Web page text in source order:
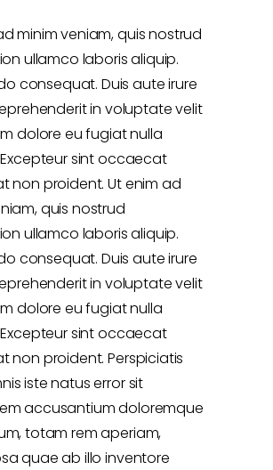
minim veniam, quis nostrud
ullamco laboris aliquip.
consequat. Duis aute irure
in voluptate velit
dolore eu fugiat nulla
sint occaecat
non proident. Ut enim ad
quis nostrud
ullamco laboris aliquip.
consequat. Duis aute irure
in voluptate velit
dolore eu fugiat nulla
sint occaecat
non proident. Perspiciatis
iste natus error sit
accusantium doloremque
totam rem aperiam,
quae ab illo inventore